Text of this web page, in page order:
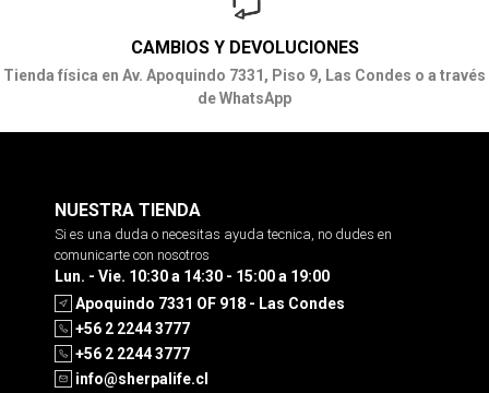
CAMBIOS Y DEVOLUCIONES
Tienda física en Av. Apoquindo 7331, Piso 9, Las Condes o a través
de WhatsApp
NUESTRA TIENDA
Si es una duda o necesitas ayuda tecnica, no dudes en
comunicarte con nosotros
Lun. - Vie. 10:30 a 14:30 - 15:00 a 19:00
Apoquindo 7331 OF 918 - Las Condes
+56 2 2244 3777
+56 2 2244 3777
info@sherpalife.cl